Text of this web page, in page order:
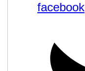
facebook